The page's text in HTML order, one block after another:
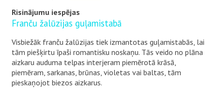
Risinājumu iespējas
Franču žalūzijas guļamistabā
Visbiežāk franču žalūzijas tiek izmantotas guļamistabās, lai
tām piešķirtu īpaši romantisku noskaņu. Tās veido no plāna
aizkaru auduma telpas interjeram piemērotā krāsā,
piemēram, sarkanas, brūnas, violetas vai baltas, tām
pieskaņojot biezos aizkarus.